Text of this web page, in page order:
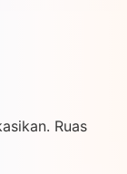
Ruas